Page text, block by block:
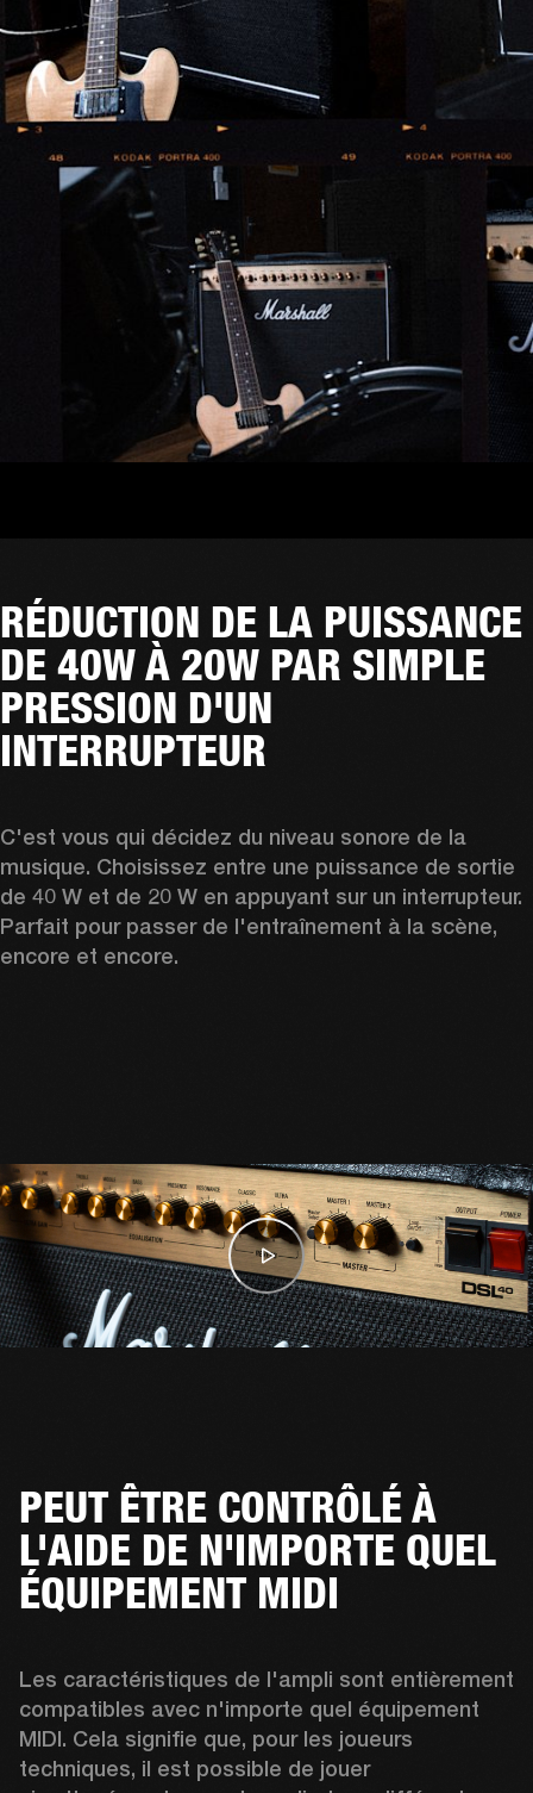
RÉDUCTION DE LA PUISSANCE
DE 40W À 20W PAR SIMPLE
PRESSION D'UN
INTERRUPTEUR
C'est vous qui décidez du niveau sonore de la
musique. Choisissez entre une puissance de sortie
de 40 W et de 20 W en appuyant sur un interrupteur.
Parfait pour passer de l'entraînement à la scène,
encore et encore.
PEUT ÊTRE CONTRÔLÉ À
L'AIDE DE N'IMPORTE QUEL
ÉQUIPEMENT MIDI
Les caractéristiques de l'ampli sont entièrement
compatibles avec n'importe quel équipement
MIDI. Cela signifie que, pour les joueurs
techniques, il est possible de jouer